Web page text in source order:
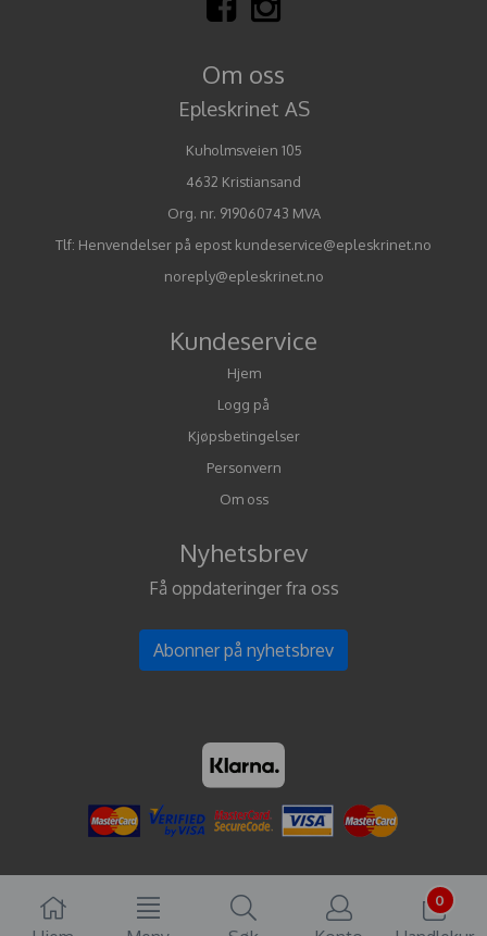
0
Om oss
Epleskrinet AS
Kuholmsveien 105
4632 Kristiansand
Org. nr. 919060743 MVA
Tlf: Henvendelser på epost kundeservice@epleskrinet.no
noreply@epleskrinet.no
Kundeservice
Hjem
Logg på
Kjøpsbetingelser
Personvern
Om oss
Nyhetsbrev
Få oppdateringer fra oss
Abonner på nyhetsbrev